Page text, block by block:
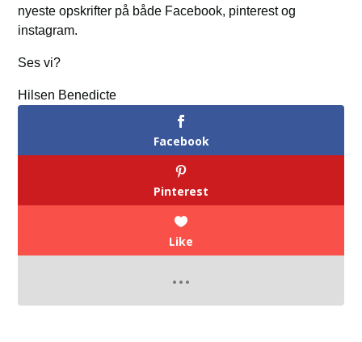
nyeste opskrifter på både Facebook, pinterest og
instagram.
Ses vi?
Hilsen Benedicte
Facebook
Pinterest
Like